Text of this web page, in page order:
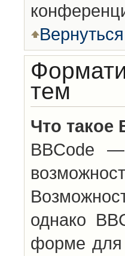
тем
Что такое
BBCode
однако
форме для